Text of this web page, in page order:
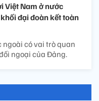
Việt Nam ở nước
đại đoàn kết toàn
ngoài có vai trò quan
ngoại của Đảng.